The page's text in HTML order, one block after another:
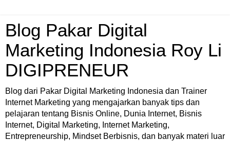
Blog Pakar Digital
Marketing Indonesia Roy Li
DIGIPRENEUR
Blog dari Pakar Digital Marketing Indonesia dan Trainer
Internet Marketing yang mengajarkan banyak tips dan
pelajaran tentang Bisnis Online, Dunia Internet, Bisnis
Internet, Digital Marketing, Internet Marketing,
Entrepreneurship, Mindset Berbisnis, dan banyak materi luar